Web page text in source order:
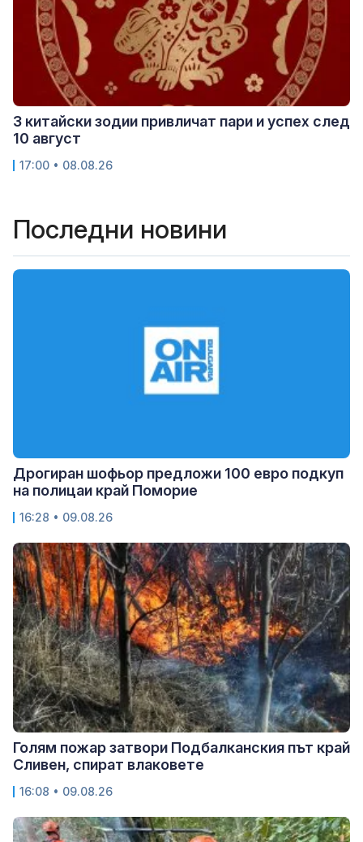
3 китайски зодии привличат пари и успех след
10 август
17:00 • 08.08.26
Последни новини
Дрогиран шофьор предложи 100 евро подкуп
на полицаи край Поморие
16:28 • 09.08.26
Голям пожар затвори Подбалканския път край
Сливен, спират влаковете
16:08 • 09.08.26